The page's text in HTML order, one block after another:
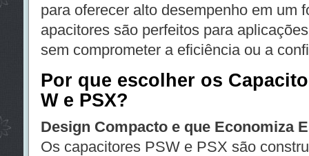
para oferecer alto desempenho em um
apacitores são perfeitos para
sem comprometer a eficiência ou a
Por que escolher os
W e PSX?
Design Compacto e que Economiza
Os capacitores PSW e PSX são